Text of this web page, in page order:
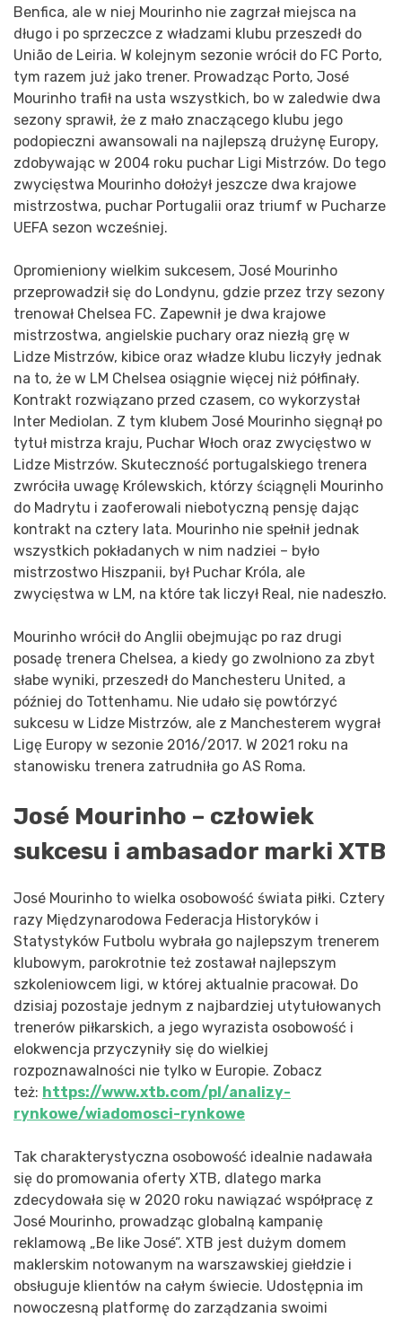
Benfica, ale w niej Mourinho nie zagrzał miejsca na
długo i po sprzeczce z władzami klubu przeszedł do
União de Leiria. W kolejnym sezonie wrócił do FC Porto,
tym razem już jako trener. Prowadząc Porto, José
Mourinho trafił na usta wszystkich, bo w zaledwie dwa
sezony sprawił, że z mało znaczącego klubu jego
podopieczni awansowali na najlepszą drużynę Europy,
zdobywając w 2004 roku puchar Ligi Mistrzów. Do tego
zwycięstwa Mourinho dołożył jeszcze dwa krajowe
mistrzostwa, puchar Portugalii oraz triumf w Pucharze
UEFA sezon wcześniej.
Opromieniony wielkim sukcesem, José Mourinho
przeprowadził się do Londynu, gdzie przez trzy sezony
trenował Chelsea FC. Zapewnił je dwa krajowe
mistrzostwa, angielskie puchary oraz niezłą grę w
Lidze Mistrzów, kibice oraz władze klubu liczyły jednak
na to, że w LM Chelsea osiągnie więcej niż półfinały.
Kontrakt rozwiązano przed czasem, co wykorzystał
Inter Mediolan. Z tym klubem José Mourinho sięgnął po
tytuł mistrza kraju, Puchar Włoch oraz zwycięstwo w
Lidze Mistrzów. Skuteczność portugalskiego trenera
zwróciła uwagę Królewskich, którzy ściągnęli Mourinho
do Madrytu i zaoferowali niebotyczną pensję dając
kontrakt na cztery lata. Mourinho nie spełnił jednak
wszystkich pokładanych w nim nadziei – było
mistrzostwo Hiszpanii, był Puchar Króla, ale
zwycięstwa w LM, na które tak liczył Real, nie nadeszło.
Mourinho wrócił do Anglii obejmując po raz drugi
posadę trenera Chelsea, a kiedy go zwolniono za zbyt
słabe wyniki, przeszedł do Manchesteru United, a
później do Tottenhamu. Nie udało się powtórzyć
sukcesu w Lidze Mistrzów, ale z Manchesterem wygrał
Ligę Europy w sezonie 2016/2017. W 2021 roku na
stanowisku trenera zatrudniła go AS Roma.
José Mourinho – człowiek
sukcesu i ambasador marki XTB
José Mourinho to wielka osobowość świata piłki. Cztery
razy Międzynarodowa Federacja Historyków i
Statystyków Futbolu wybrała go najlepszym trenerem
klubowym, parokrotnie też zostawał najlepszym
szkoleniowcem ligi, w której aktualnie pracował. Do
dzisiaj pozostaje jednym z najbardziej utytułowanych
trenerów piłkarskich, a jego wyrazista osobowość i
elokwencja przyczyniły się do wielkiej
rozpoznawalności nie tylko w Europie. Zobacz
też: https://www.xtb.com/pl/analizy-
rynkowe/wiadomosci-rynkowe
Tak charakterystyczna osobowość idealnie nadawała
się do promowania oferty XTB, dlatego marka
zdecydowała się w 2020 roku nawiązać współpracę z
José Mourinho, prowadząc globalną kampanię
reklamową „Be like José”. XTB jest dużym domem
maklerskim notowanym na warszawskiej giełdzie i
obsługuje klientów na całym świecie. Udostępnia im
nowoczesną platformę do zarządzania swoimi